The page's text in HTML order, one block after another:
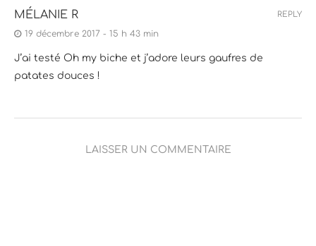
MÉLANIE R
19 décembre 2017 - 15 h 43 min
J’ai testé Oh my biche et j’adore leurs gaufres de
patates douces !
REPLY
LAISSER UN COMMENTAIRE